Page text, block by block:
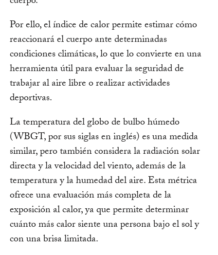
Por ello, el índice de calor permite estimar cómo
reaccionará el cuerpo ante determinadas
condiciones climáticas, lo que lo convierte en una
herramienta útil para evaluar la seguridad de
trabajar al aire libre o realizar actividades
deportivas.
La temperatura del globo de bulbo húmedo
(WBGT, por sus siglas en inglés) es una medida
similar, pero también considera la radiación solar
directa y la velocidad del viento, además de la
temperatura y la humedad del aire. Esta métrica
ofrece una evaluación más completa de la
exposición al calor, ya que permite determinar
cuánto más calor siente una persona bajo el sol y
con una brisa limitada.